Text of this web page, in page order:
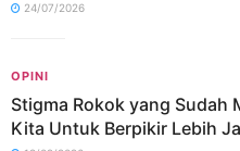
24/07/2026
OPINI
Stigma Rokok yang Sudah
Kita Untuk Berpikir Lebih